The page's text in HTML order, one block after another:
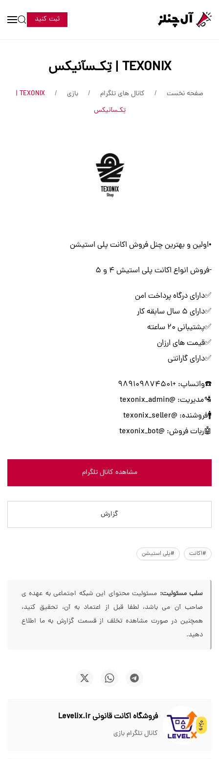
ثبت کنید
TEXONIX | تِکـسآنیکس
صفحه نخست کانال های تلگرام بازی
TEXONIX |
تِکـسآنیکس
•اولین و بهترین چنل فروش اکانت پلی استیشن
-فروش انواع اکانت پلی استیش ۴ و ۵
✅دارای درگاه پرداخت امن
✅دارای ۵ سال سابقه کار
✅پشتیبانی ۲۰ ساعته
✅قیمت های ارزان
✅دارای گارانتی
☎️واتساپ: +989109874501
🛂مدیریت: @texonix_admin
🚹فروشنده: @texonix_seller
🤖ربات فروش: @texonix_bot
مشاهده کانال تلگرام
گزارش
#اکانت #پلی استیشن
سلب مسئولیت: مسئولیت محتوای این شبکه اجتماعی به عهده ی
صاحب آن می باشد، لطفا قبل از اعتماد به آن، تحقیق کنید،
همچنین در صورت مشاهده تخلف از قسمت گزارش به ما اطلاع
دهید.
ویژه
فروشگاه اکانت قانونی Levelix.ir
کانال تلگرام بازی